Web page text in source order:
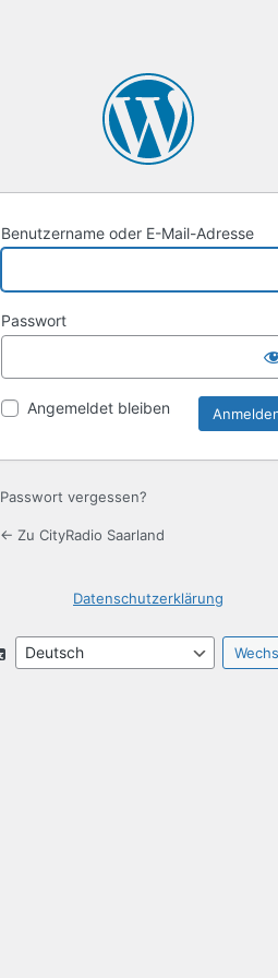
Benutzername oder E-Mail-Adresse
Passwort
Angemeldet bleiben
Passwort vergessen?
← Zu CityRadio Saarland
Datenschutzerklärung
Sprache